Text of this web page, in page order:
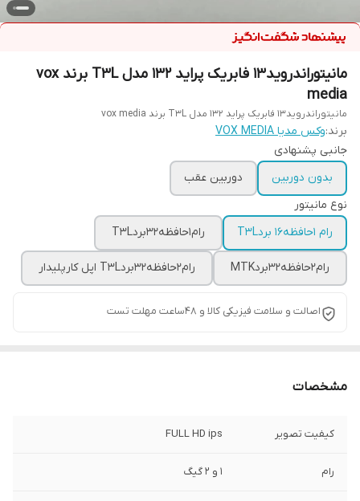
مانیتوراندروید13 فابریک پراید ۱۳۲ مدل T3L برند vox
media
مانیتوراندروید13 فابریک پراید ۱۳۲ مدل T3L برند vox media
برند:وکس مدیا VOX MEDIA
جانبی پشنهادی
بدون دوربین
دوربین عقب
نوع مانیتور
رام 1حافظه16 بردT3L
رام1حافظه32بردT3L
رام2حافظه32بردMTK رام2حافظه32بردT3L اپل کارپلیدار
اصالت و سلامت فیزیکی کالا و 48ساعت مهلت تست
مشخصات
کیفیت تصویر FULL HD ips
رام 1 و 2 گیگ